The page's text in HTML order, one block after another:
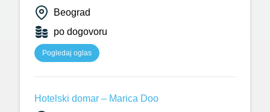
Beograd
po dogovoru
Pogledaj oglas
Hotelski domar – Marica Doo